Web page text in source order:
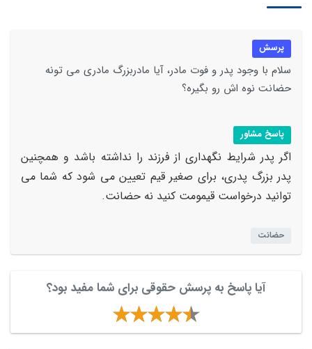
پرسش
سلام با وجود پدر و فوت مادر، آیا مادربزرگ مادری می تونه
حضانت نوه اش رو بگیره؟
پاسخ مشاور
اگر پدر شرایط نگهداری از فرزند را نداشته باشد و همچنین
پدر بزرگ پدری، برای صغیر قیم تعیین می شود که شما می
توانید درخواست قیمومت کنید نه حضانت.
حضانت
آیا پاسخ به پرسش حقوقی برای شما مفید بود؟